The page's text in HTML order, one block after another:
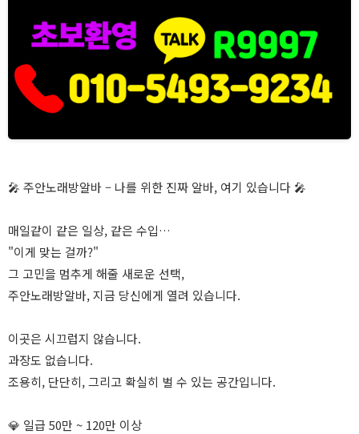
🎤 주안노래방알바 – 나를 위한 진짜 알바, 여기 있습니다 🎤
매일같이 같은 일상, 같은 수입…
"이게 맞는 걸까?"
그 고민을 멈추게 해줄 새로운 선택,
주안노래방알바, 지금 당신에게 열려 있습니다.
이곳은 시끄럽지 않습니다.
과장도 없습니다.
조용히, 단단히, 그리고 확실히 벌 수 있는 공간입니다.
💎 일급 50만 ~ 120만 이상